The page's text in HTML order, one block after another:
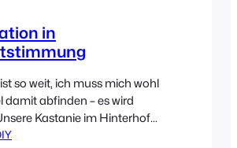
in
so weit, ich muss mich wohl
damit abfinden – es wird
Kastanie im Hinterhof
seit Wochen die Blätter